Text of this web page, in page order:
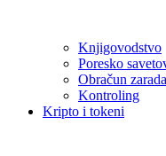
Knjigovodstvo
Poresko
Obračun zarada
Kontroling
Kripto i tokeni